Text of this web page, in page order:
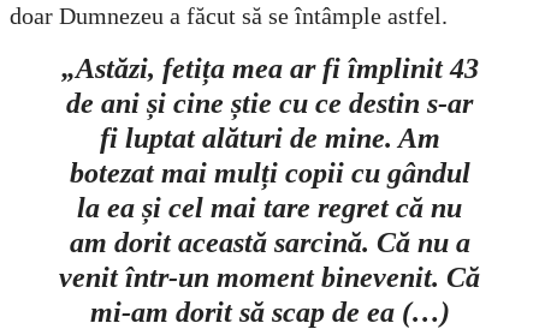
doar Dumnezeu a făcut să se întâmple astfel.
„Astăzi, fetița mea ar fi împlinit 43
de ani și cine știe cu ce destin s-ar
fi luptat alături de mine. Am
botezat mai mulți copii cu gândul
la ea și cel mai tare regret că nu
am dorit această sarcină. Că nu a
venit într-un moment binevenit. Că
mi-am dorit să scap de ea (…)